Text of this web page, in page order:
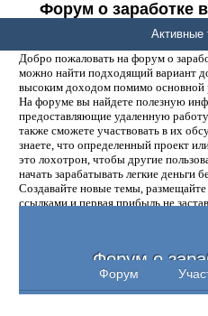
Форум о заработке
Добро пожаловать на форум о
можно найти подходящий вариант
высоким доходом помимо основной
На форуме вы найдете полезную
предоставляющие удаленную
также сможете участвовать в их
знаете, что определенный проект
это лохотрон, чтобы другие
начать зарабатывать легкие деньги
Создавайте новые темы,
ссылками и первая прибыль не
Форум о
Форум
Активные